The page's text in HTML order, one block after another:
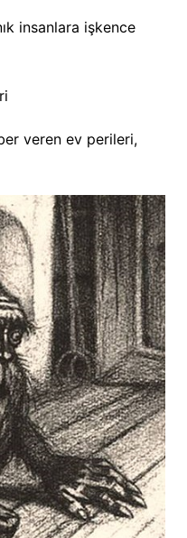
insanlara işkence
veren ev perileri,